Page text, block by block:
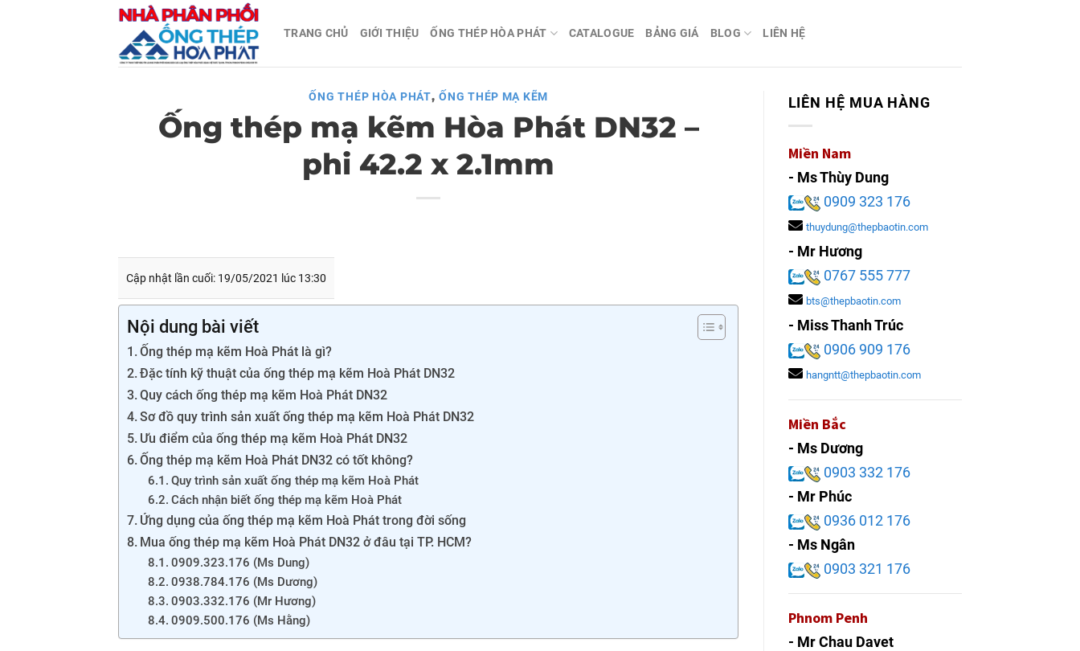
TRANG CHỦ GIỚI THIỆU ỐNG THÉP HÒA PHÁT CATALOGUE BẢNG GIÁ BLOG LIÊN HỆ
ỐNG THÉP HÒA PHÁT,ỐNG THÉP MẠ KẼM
Ống thép mạ kẽm Hòa Phát DN32 –
phi 42.2 x 2.1mm
Cập nhật lần cuối: 19/05/2021 lúc 13:30
Nội dung bài viết
Ống thép mạ kẽm Hoà Phát là gì?
Đặc tính kỹ thuật của ống thép mạ kẽm Hoà Phát DN32
Quy cách ống thép mạ kẽm Hoà Phát DN32
Sơ đồ quy trình sản xuất ống thép mạ kẽm Hoà Phát DN32
Ưu điểm của ống thép mạ kẽm Hoà Phát DN32
Ống thép mạ kẽm Hoà Phát DN32 có tốt không?
Quy trình sản xuất ống thép mạ kẽm Hoà Phát
Cách nhận biết ống thép mạ kẽm Hoà Phát
Ứng dụng của ống thép mạ kẽm Hoà Phát trong đời sống
Mua ống thép mạ kẽm Hoà Phát DN32 ở đâu tại TP. HCM?
0909.323.176 (Ms Dung)
0938.784.176 (Ms Dương)
0903.332.176 (Mr Hương)
0909.500.176 (Ms Hằng)
LIÊN HỆ MUA HÀNG
Miền Nam
- Ms Thùy Dung
0909 323 176
thuydung@thepbaotin.com
- Mr Hương
0767 555 777
bts@thepbaotin.com
- Miss Thanh Trúc
0906 909 176
hangntt@thepbaotin.com
Miền Bắc
- Ms Dương
0903 332 176
- Mr Phúc
0936 012 176
- Ms Ngân
0903 321 176
Phnom Penh
- Mr Chau Davet